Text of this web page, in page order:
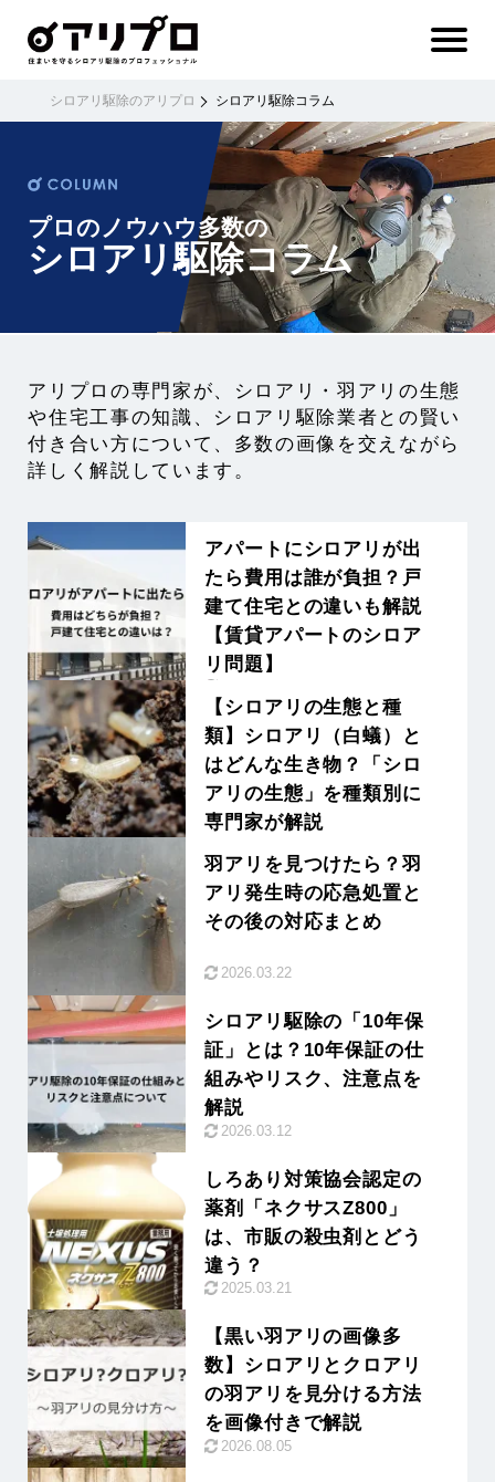
リ
シロアリ駆除のアリプロ シロアリ駆除コラム
プロのノウハウ多数の
シロアリ駆除コラム
アリプロの専門家が、シロアリ・羽アリの生態
や住宅工事の知識、シロアリ駆除業者との賢い
付き合い方について、多数の画像を交えながら
詳しく解説しています。
アパートにシロアリが出
たら費用は誰が負担？戸
建て住宅との違いも解説
【賃貸アパートのシロア
リ問題】
【シロアリの生態と種
類】シロアリ（白蟻）と
はどんな生き物？「シロ
アリの生態」を種類別に
専門家が解説
羽アリを見つけたら？羽
アリ発生時の応急処置と
その後の対応まとめ
2026.03.22
シロアリ駆除の「10年保
証」とは？10年保証の仕
組みやリスク、注意点を
解説
2026.03.12
しろあり対策協会認定の
薬剤「ネクサスZ800」
は、市販の殺虫剤とどう
違う？
2025.03.21
【黒い羽アリの画像多
数】シロアリとクロアリ
の羽アリを見分ける方法
を画像付きで解説
2026.08.05